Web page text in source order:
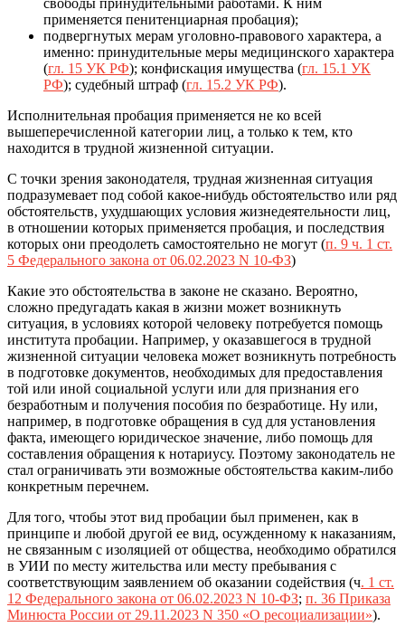
применяется пенитенциарная пробация);
подвергнутых мерам уголовно-правового характера, а
именно: принудительные меры медицинского характера
(гл. 15 УК РФ); конфискация имущества (гл. 15.1 УК
РФ); судебный штраф (гл. 15.2 УК РФ).
Исполнительная пробация применяется не ко всей
вышеперечисленной категории лиц, а только к тем, кто
находится в трудной жизненной ситуации.
С точки зрения законодателя, трудная жизненная ситуация
подразумевает под собой какое-нибудь обстоятельство или ряд
обстоятельств, ухудшающих условия жизнедеятельности лиц,
в отношении которых применяется пробация, и последствия
которых они преодолеть самостоятельно не могут (п. 9 ч. 1 ст.
5 Федерального закона от 06.02.2023 N 10-ФЗ)
Какие это обстоятельства в законе не сказано. Вероятно,
сложно предугадать какая в жизни может возникнуть
ситуация, в условиях которой человеку потребуется помощь
института пробации. Например, у оказавшегося в трудной
жизненной ситуации человека может возникнуть потребность
в подготовке документов, необходимых для предоставления
той или иной социальной услуги или для признания его
безработным и получения пособия по безработице. Ну или,
например, в подготовке обращения в суд для установления
факта, имеющего юридическое значение, либо помощь для
составления обращения к нотариусу. Поэтому законодатель не
стал ограничивать эти возможные обстоятельства каким-либо
конкретным перечнем.
Для того, чтобы этот вид пробации был применен, как в
принципе и любой другой ее вид, осужденному к наказаниям,
не связанным с изоляцией от общества, необходимо обратился
в УИИ по месту жительства или месту пребывания с
соответствующим заявлением об оказании содействия (ч. 1 ст.
12 Федерального закона от 06.02.2023 N 10-ФЗ; п. 36 Приказа
Минюста России от 29.11.2023 N 350 «О ресоциализации»).